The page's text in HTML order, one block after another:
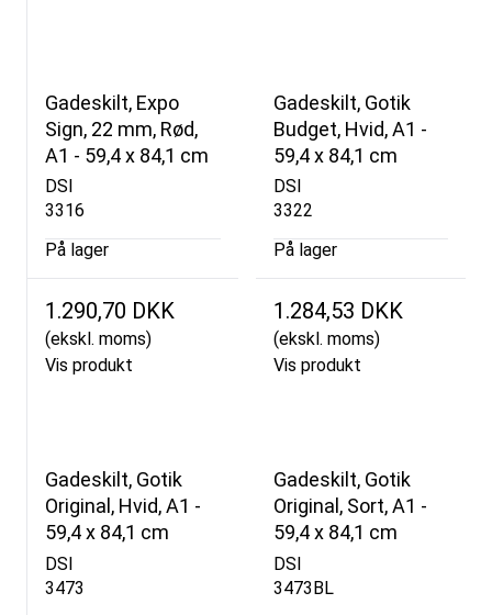
Gadeskilt, Expo
Sign, 22 mm, Rød,
A1 - 59,4 x 84,1 cm
DSI
3316
På lager
1.290,70 DKK
(ekskl. moms)
Vis produkt
Gadeskilt, Gotik
Budget, Hvid, A1 -
59,4 x 84,1 cm
DSI
3322
På lager
1.284,53 DKK
(ekskl. moms)
Vis produkt
Gadeskilt, Gotik
Original, Hvid, A1 -
59,4 x 84,1 cm
DSI
3473
Gadeskilt, Gotik
Original, Sort, A1 -
59,4 x 84,1 cm
DSI
3473BL